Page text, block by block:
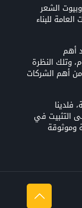
الشعر
للبناء
أهم
وتلك النظرة
أهم الشركات
فلدينا
التثبيت في
وموثوقة